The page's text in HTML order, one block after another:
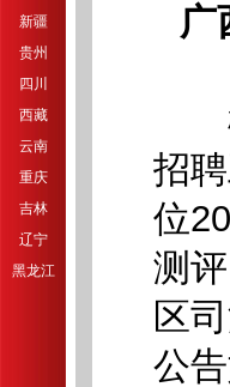
新疆
贵州
四川
西藏
云南
重庆
吉林
辽宁
黑龙江
广
根
招
位
测
区
公告